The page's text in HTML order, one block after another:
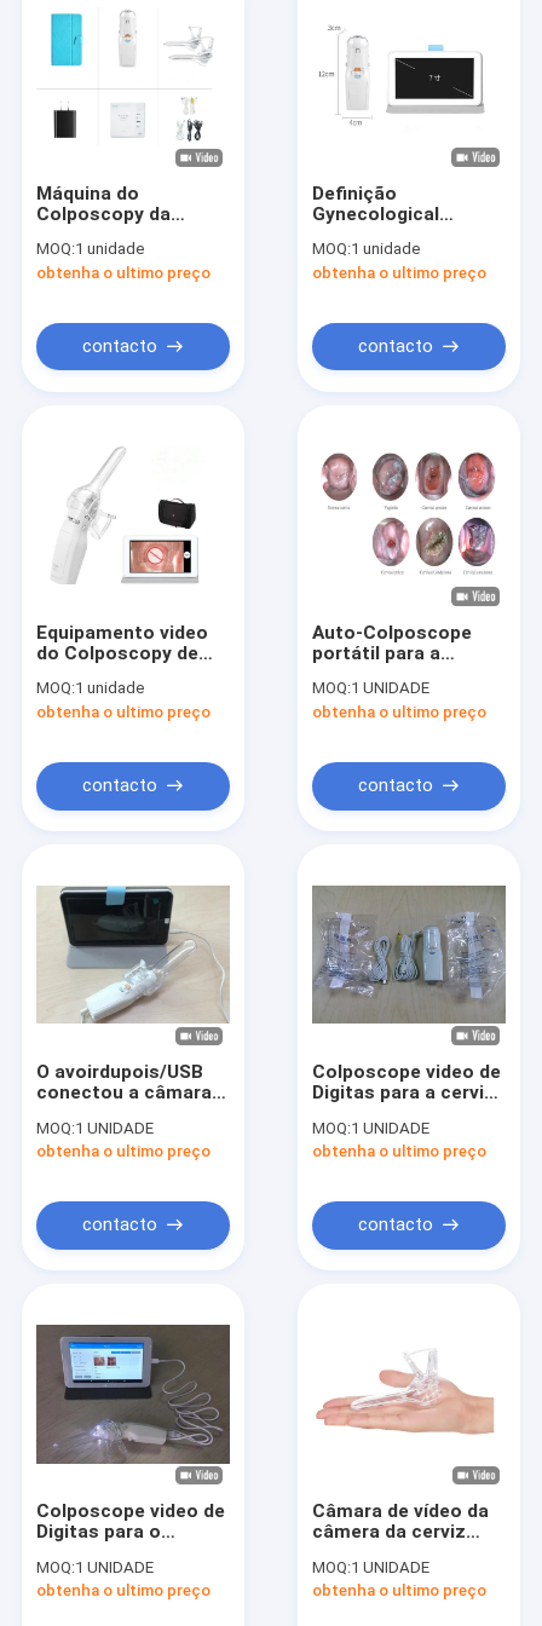
Produtos
Sobre nós
Excursão da fábrica
Casos
Scanner portátil de ultra-som
varredor handheld do ultra-som
Scanner de ultrassom veterinário
Inventor infravermelho da veia
analisador digital da pele
varredor do ultra-som de doppler da cor
micro pena do derma
Máquina do Facial da radiofrequência
Câmera do fundo de Digitas
Colposcope eletrônica digital
multi monitor de paciente de parâmetro
Máquina do
Colposcopy da
CCD do bolso HD
MOQ:1 unidade
obtenha o ultimo preço
contacto
Definição
Gynecological
Camera 1280*720 do
Colposcope do bolso
MOQ:1 unidade
obtenha o ultimo preço
contacto
Equipamento video
do Colposcopy de
do AAA
MOQ:1 unidade
obtenha o ultimo preço
contacto
Auto-Colposcope
portátil para a
conectada à
televisão do
MOQ:1 UNIDADE
obtenha o ultimo preço
contacto
O avoirdupois/USB
conectou a câmara
Colposcope da
vagina de HD com a
MOQ:1 UNIDADE
obtenha o ultimo preço
contacto
Colposcope video de
Digitas para a cerviz
com a câmera
profissional médica
MOQ:1 UNIDADE
obtenha o ultimo preço
contacto
Colposcope video de
Digitas para o
câmera profissional
do monitor médico
MOQ:1 UNIDADE
obtenha o ultimo preço
Câmara de vídeo da
câmera da cerviz
Vaginal do
Colposcope de
MOQ:1 UNIDADE
obtenha o ultimo preço